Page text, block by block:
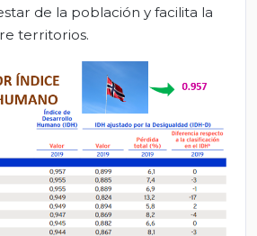
de la población y facilita la
territorios.